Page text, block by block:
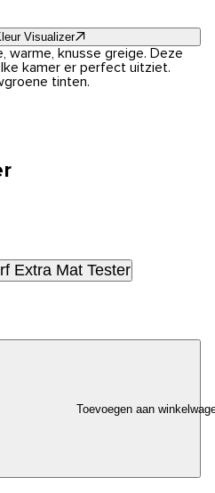
Visualizer
warme, knusse greige. Deze
kamer er perfect uitziet.
tinten.
Extra Mat Tester
Toevoegen aan